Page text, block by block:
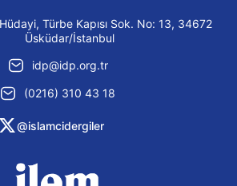
Türbe Kapısı Sok. No: 13, 34672
Üsküdar/İstanbul
idp@idp.org.tr
(0216) 310 43 18
@islamcidergiler